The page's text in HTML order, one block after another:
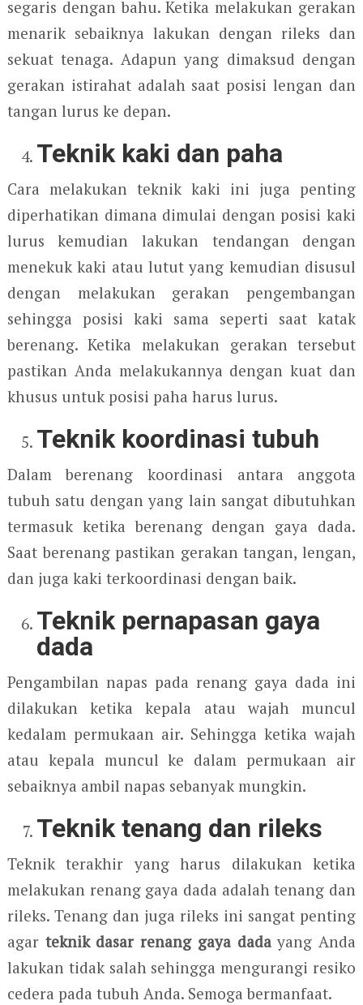
segaris dengan bahu. Ketika melakukan gerakan
menarik sebaiknya lakukan dengan rileks dan
sekuat tenaga. Adapun yang dimaksud dengan
gerakan istirahat adalah saat posisi lengan dan
tangan lurus ke depan.
Teknik kaki dan paha
Cara melakukan teknik kaki ini juga penting
diperhatikan dimana dimulai dengan posisi kaki
lurus kemudian lakukan tendangan dengan
menekuk kaki atau lutut yang kemudian disusul
dengan melakukan gerakan pengembangan
sehingga posisi kaki sama seperti saat katak
berenang. Ketika melakukan gerakan tersebut
pastikan Anda melakukannya dengan kuat dan
khusus untuk posisi paha harus lurus.
Teknik koordinasi tubuh
Dalam berenang koordinasi antara anggota
tubuh satu dengan yang lain sangat dibutuhkan
termasuk ketika berenang dengan gaya dada.
Saat berenang pastikan gerakan tangan, lengan,
dan juga kaki terkoordinasi dengan baik.
Teknik pernapasan gaya
dada
Pengambilan napas pada renang gaya dada ini
dilakukan ketika kepala atau wajah muncul
kedalam permukaan air. Sehingga ketika wajah
atau kepala muncul ke dalam permukaan air
sebaiknya ambil napas sebanyak mungkin.
Teknik tenang dan rileks
Teknik terakhir yang harus dilakukan ketika
melakukan renang gaya dada adalah tenang dan
rileks. Tenang dan juga rileks ini sangat penting
agar teknik dasar renang gaya dadayang Anda
lakukan tidak salah sehingga mengurangi resiko
cedera pada tubuh Anda. Semoga bermanfaat.